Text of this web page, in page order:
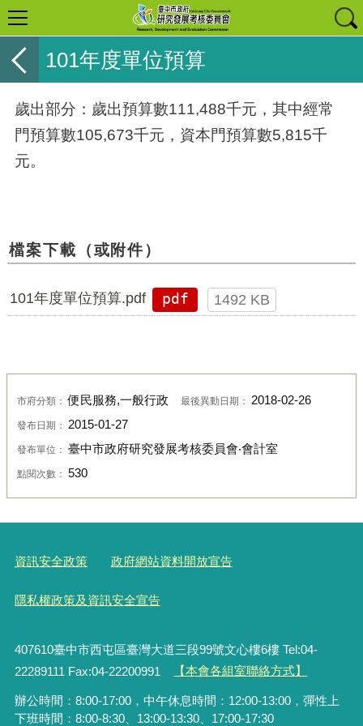
101年度單位預算
歲出部分：歲出預算數111,488千元，其中經常
門預算數105,673千元，資本門預算數5,815千
元。
檔案下載（或附件）
101年度單位預算.pdf pdf 1492 KB
市府分類：便民服務,一般行政 最後異動日期： 2018-02-26
發布日期： 2015-01-27
發布單位： 臺中市政府研究發展考核委員會‧會計室
點閱次數： 530
資訊安全政策 政府網站資料開放宣告
隱私權政策及資訊安全宣告
407610臺中市西屯區臺灣大道三段99號文心樓6樓 Tel:04-
22289111 Fax:04-22200991
【本會各組室聯絡方式】
辦公時間：8:00-17:00，中午休息時間：12:00-13:00，彈性上
下班時間：8:00-8:30、13:00-13:30、17:00-17:30